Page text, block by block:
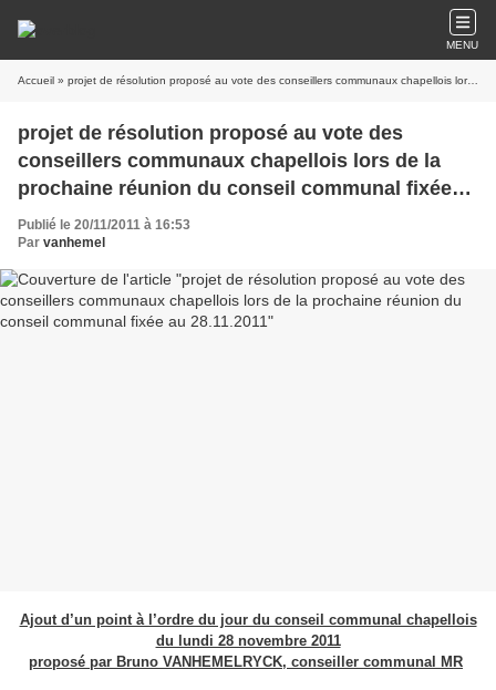
MENU
Accueil » projet de résolution proposé au vote des conseillers communaux chapellois lors de la prochaine réunion du conseil communal fixée au 28.11.2011
projet de résolution proposé au vote des
conseillers communaux chapellois lors de la
prochaine réunion du conseil communal fixée
au 28.11.2011
Publié le 20/11/2011 à 16:53
Par vanhemel
Ajout d’un point à l’ordre du jour du conseil communal chapellois
du lundi 28 novembre 2011
proposé par Bruno VANHEMELRYCK, conseiller communal MR